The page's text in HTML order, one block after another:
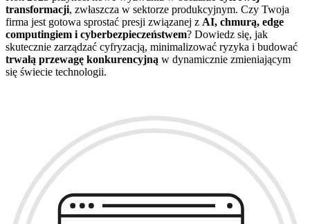
transformacji, zwłaszcza w sektorze produkcyjnym. Czy Twoja
firma jest gotowa sprostać presji związanej z AI, chmurą, edge
computingiem i cyberbezpieczeństwem? Dowiedz się, jak
skutecznie zarządzać cyfryzacją, minimalizować ryzyka i budować
trwałą przewagę konkurencyjną w dynamicznie zmieniającym
się świecie technologii.